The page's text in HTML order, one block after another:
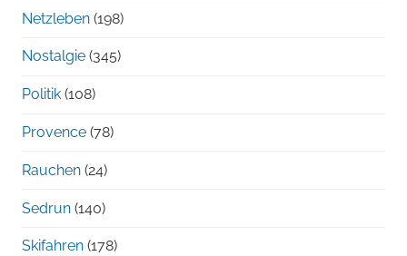
Netzleben (198)
Nostalgie (345)
Politik (108)
Provence (78)
Rauchen (24)
Sedrun (140)
Skifahren (178)